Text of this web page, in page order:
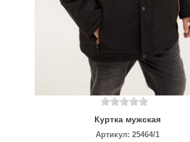
Куртка мужская
Артикул: 25464/1